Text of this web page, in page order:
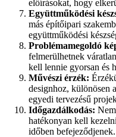
előírásokat, hogy
Együttműködési
más építőipari
együttműködési
Problémamegoldó
felmerülhetnek
kell lennie gyorsan és
Művészi érzék:
designhoz, különösen
egyedi tervezésű
Időgazdálkodás:
hatékonyan kell
időben befejeződjenek.